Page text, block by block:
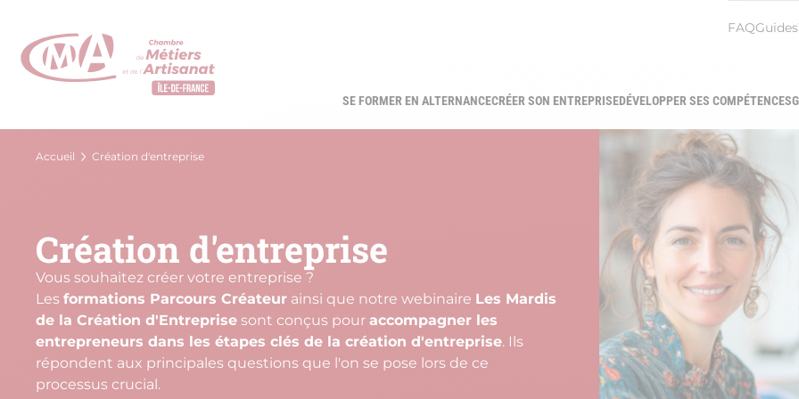
contenu
principal
Menu
FAQGuides
Navigation
SE FORMER EN ALTERNANCECRÉER SON ENTREPRISEDÉVELOPPER SES COMPÉTENCES
Fil
Accueil Création d'entreprise
Création d'entreprise
Vous souhaitez créer votre entreprise ?
Les formations Parcours Créateur ainsi que notre webinaire Les Mardis
de la Création d'Entreprise sont conçus pour accompagner les
entrepreneurs dans les étapes clés de la création d'entreprise. Ils
répondent aux principales questions que l'on se pose lors de ce
processus crucial.